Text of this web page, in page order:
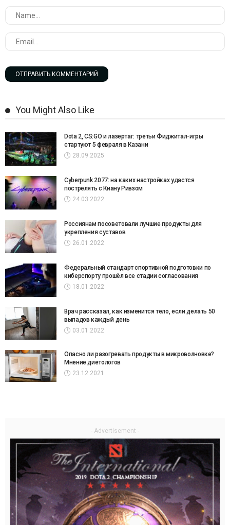
You Might Also Like
Dota 2, CS:GO и лазертаг: третьи Фиджитал-игры
стартуют 5 февраля в Казани
28.09.2025
Cyberpunk 2077: на каких настройках удастся
пострелять с Киану Ривзом
24.03.2022
Россиянам посоветовали лучшие продукты для
укрепления суставов
26.01.2022
Федеральный стандарт спортивной подготовки по
киберспорту прошёл все стадии согласования
18.01.2022
Врач рассказал, как изменится тело, если делать 50
выпадов каждый день
03.01.2022
Опасно ли разогревать продукты в микроволновке?
Мнение диетологов
23.12.2021
- Advertisement -